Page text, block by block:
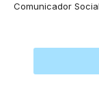
Comunicador